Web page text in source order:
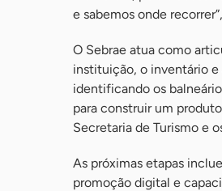
e sabemos onde
O Sebrae atua como
instituição, o inventário e
identificando os
para construir um
Secretaria de Turismo e
As próximas etapas
promoção digital e